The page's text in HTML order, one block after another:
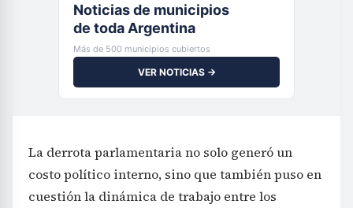
Noticias de municipios
de toda Argentina
Más de 500 municipios cubiertos
VER NOTICIAS →
La derrota parlamentaria no solo generó un
costo político interno, sino que también puso en
cuestión la dinámica de trabajo entre los